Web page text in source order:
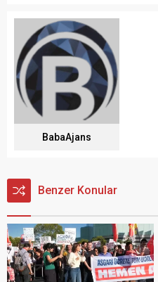
BabaAjans
Benzer Konular